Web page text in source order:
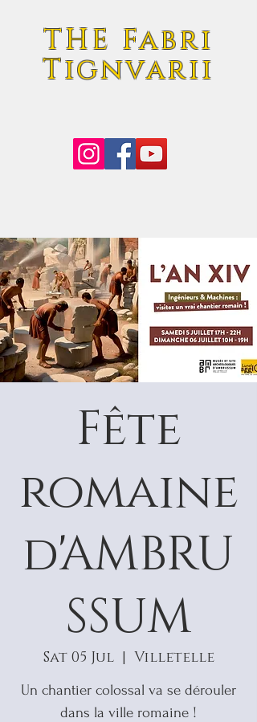
THE Fabri
Tignvarii
Fête
romaine
d'AMBRU
SSUM
Sat 05 Jul
  |
Villetelle
Un chantier colossal va se dérouler
dans la ville romaine !